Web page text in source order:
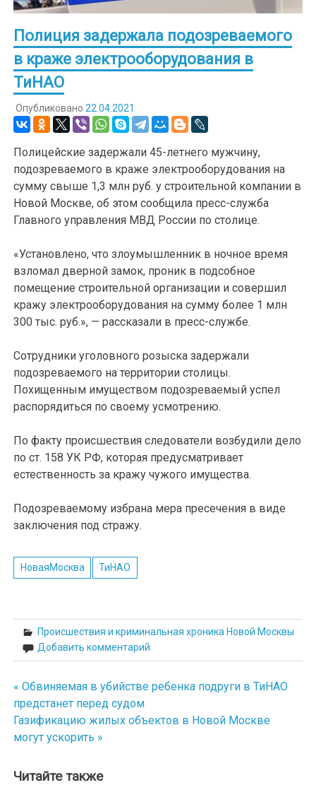
Полиция задержала подозреваемого
в краже электрооборудования в
ТиНАО
Опубликовано 22.04.2021
Полицейские задержали 45-летнего мужчину,
подозреваемого в краже электрооборудования на
сумму свыше 1,3 млн руб. у строительной компании в
Новой Москве, об этом сообщила пресс-служба
Главного управления МВД России по столице.
«Установлено, что злоумышленник в ночное время
взломал дверной замок, проник в подсобное
помещение строительной организации и совершил
кражу электрооборудования на сумму более 1 млн
300 тыс. руб.», — рассказали в пресс-службе.
Сотрудники уголовного розыска задержали
подозреваемого на территории столицы.
Похищенным имуществом подозреваемый успел
распорядиться по своему усмотрению.
По факту происшествия следователи возбудили дело
по ст. 158 УК РФ, которая предусматривает
естественность за кражу чужого имущества.
Подозреваемому избрана мера пресечения в виде
заключения под стражу.
НоваяМосква ТиНАО
Происшествия и криминальная хроника Новой Москвы
Добавить комментарий
Навигация
по
записям
« Обвиняемая в убийстве ребенка подруги в ТиНАО
предстанет перед судом
Газификацию жилых объектов в Новой Москве
могут ускорить »
Читайте также